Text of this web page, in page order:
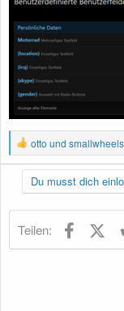
R
e
a
k
t
n
otto und smallwheels
Du musst dich
Teilen: X